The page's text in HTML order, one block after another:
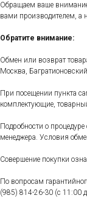
Обращаем ваше внимание
вами производителем, а
Обратите внимание:
Обмен или возврат
Москва,
При посещении пункта
комплектующие,
Подробности о
менеджера. Условия
Совершение покупки
По вопросам
(985) 814-26-30 (с 11:00